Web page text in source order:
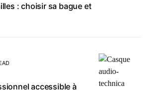
: choisir sa bague et
accessible à